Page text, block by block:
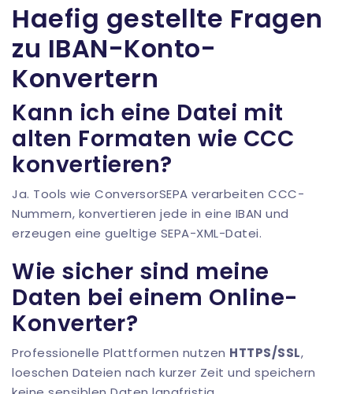
Haefig gestellte Fragen
zu IBAN-Konto-
Konvertern
Kann ich eine Datei mit
alten Formaten wie CCC
konvertieren?
Ja. Tools wie ConversorSEPA verarbeiten CCC-
Nummern, konvertieren jede in eine IBAN und
erzeugen eine gueltige SEPA-XML-Datei.
Wie sicher sind meine
Daten bei einem Online-
Konverter?
Professionelle Plattformen nutzen HTTPS/SSL,
loeschen Dateien nach kurzer Zeit und speichern